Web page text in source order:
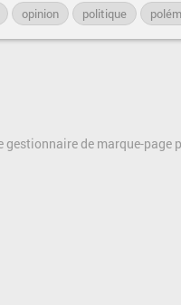
opinion politique
gestionnaire de marque-page